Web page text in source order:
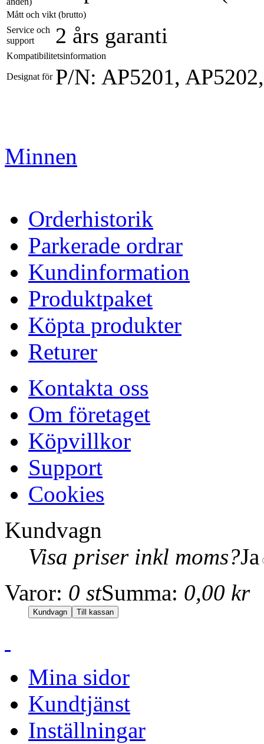
Mått och vikt (brutto)
Service och
support
2 års garanti
Kompatibilitetsinformation
Designat för P/N: AP5201,
Minnen
Orderhistorik
Parkerade ordrar
Kundinformation
Produktpaket
Köpta produkter
Returer
Kontakta oss
Om företaget
Köpvillkor
Support
Cookies
Kundvagn
Visa priser inkl moms?Ja
Varor: 0 stSumma: 0,00 kr
Mina sidor
Kundtjänst
Inställningar